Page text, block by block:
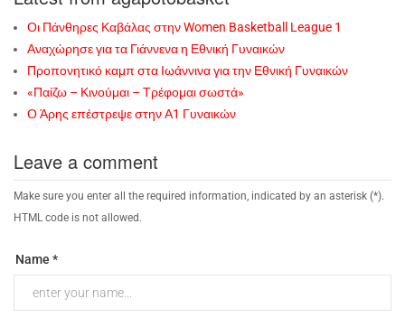
Οι Πάνθηρες Καβάλας στην Women Basketball League 1
Αναχώρησε για τα Γιάννενα η Εθνική Γυναικών
Προπονητικό καμπ στα Ιωάννινα για την Εθνική Γυναικών
«Παίζω – Κινούμαι – Τρέφομαι σωστά»
Ο Άρης επέστρεψε στην Α1 Γυναικών
Leave a comment
Make sure you enter all the required information, indicated by an asterisk (*).
HTML code is not allowed.
Name *